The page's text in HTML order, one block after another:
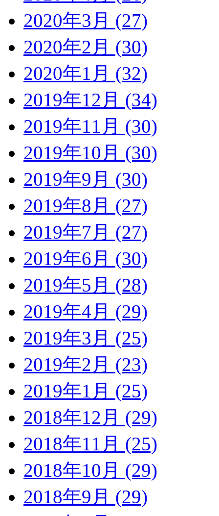
2020年3月 (27)
2020年2月 (30)
2020年1月 (32)
2019年12月 (34)
2019年11月 (30)
2019年10月 (30)
2019年9月 (30)
2019年8月 (27)
2019年7月 (27)
2019年6月 (30)
2019年5月 (28)
2019年4月 (29)
2019年3月 (25)
2019年2月 (23)
2019年1月 (25)
2018年12月 (29)
2018年11月 (25)
2018年10月 (29)
2018年9月 (29)